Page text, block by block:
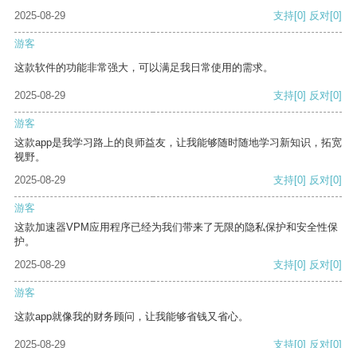
2025-08-29
支持[0] 反对[0]
游客
这款软件的功能非常强大，可以满足我日常使用的需求。
2025-08-29 支持[0] 反对[0]
游客
这款app是我学习路上的良师益友，让我能够随时随地学习新知识，拓宽
视野。
2025-08-29
支持[0] 反对[0]
游客
这款加速器VPM应用程序已经为我们带来了无限的隐私保护和安全性保
护。
2025-08-29
支持[0] 反对[0]
游客
这款app就像我的财务顾问，让我能够省钱又省心。
2025-08-29 支持[0] 反对[0]